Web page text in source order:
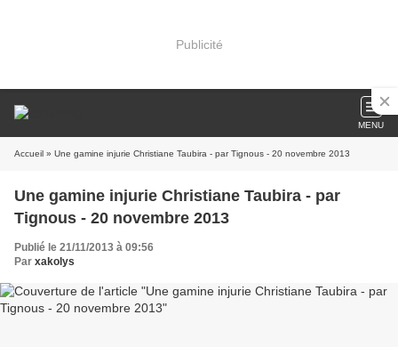
Publicité
MENU
Accueil » Une gamine injurie Christiane Taubira - par Tignous - 20 novembre 2013
Une gamine injurie Christiane Taubira - par
Tignous - 20 novembre 2013
Publié le 21/11/2013 à 09:56
Par xakolys